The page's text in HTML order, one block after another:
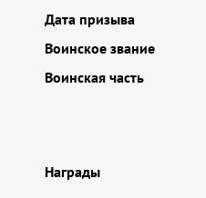
Дата призыва
Воинское звание
Воинская часть
Награды